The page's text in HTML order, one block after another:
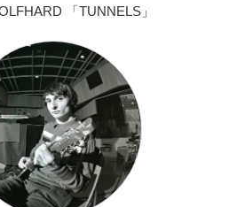
「TUNNELS」